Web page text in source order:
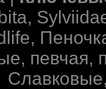
певчая,